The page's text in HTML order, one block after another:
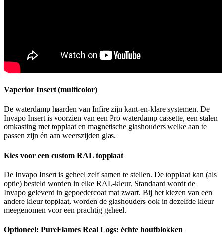
Vaperior Insert (multicolor)
De waterdamp haarden van Infire zijn kant-en-klare systemen. De
Invapo Insert is voorzien van een Pro waterdamp cassette, een stalen
omkasting met topplaat en magnetische glashouders welke aan te
passen zijn én aan weerszijden glas.
Kies voor een custom RAL topplaat
De Invapo Insert is geheel zelf samen te stellen. De topplaat kan (als
optie) besteld worden in elke RAL-kleur. Standaard wordt de
Invapo geleverd in gepoedercoat mat zwart. Bij het kiezen van een
andere kleur topplaat, worden de glashouders ook in dezelfde kleur
meegenomen voor een prachtig geheel.
Optioneel: PureFlames Real Logs: échte houtblokken